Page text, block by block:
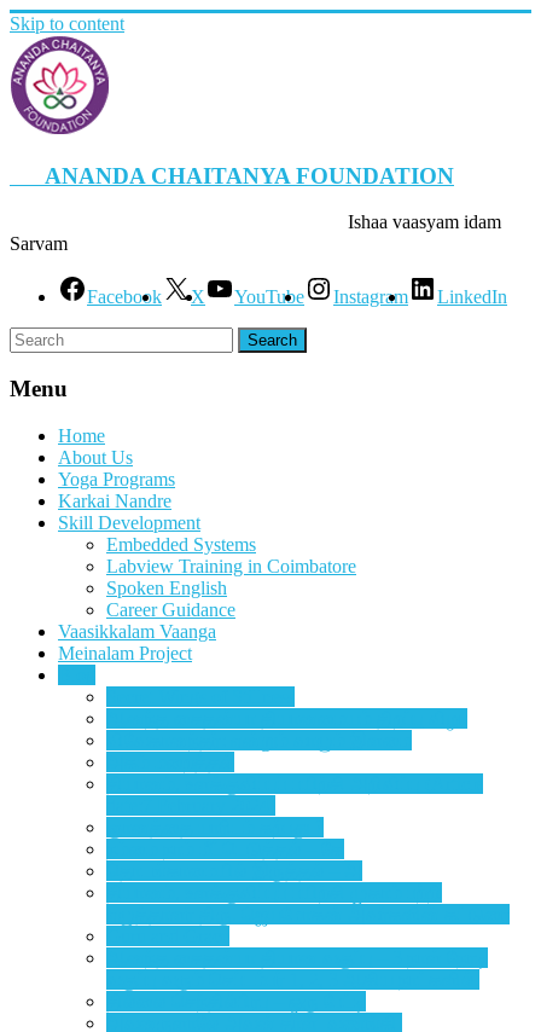
Skip to content
ANANDA CHAITANYA FOUNDATION
Ishaa vaasyam idam
Sarvam
Facebook X YouTube Instagram LinkedIn
Menu
Home
About Us
Yoga Programs
Karkai Nandre
Skill Development
Embedded Systems
Labview Training in Coimbatore
Spoken English
Career Guidance
Vaasikkalam Vaanga
Meinalam Project